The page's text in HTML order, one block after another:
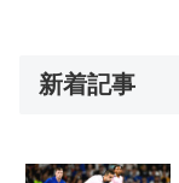
新着記事